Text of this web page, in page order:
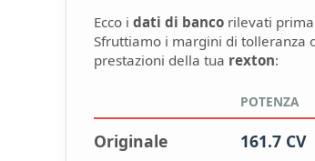
Ecco i dati di banco rilevati
Sfruttiamo i margini di tolleranza
prestazioni della tua rexton:
POTENZA
Originale 161.7 CV